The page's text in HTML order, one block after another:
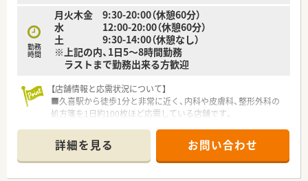
■プライベート重視の方！16～17時台に終業・残業ほぼナシで
す。
■通勤に車を使わない方！駅チカの病院です。
■病院での勤務経験を活かしたい方！
勤務
時間
月火木金 9:30-20:00（休憩60分）
水 12:00-20:00（休憩60分）
土 9:30-14:00（休憩なし）
※上記の内、1日5～8時間勤務
ラストまで勤務出来る方歓迎
【店舗情報と応需状況について】
■久喜駅から徒歩1分と非常に近く、内科や皮膚科、整形外科の
処方箋を1日約100枚ほど応需している店舗です。
に取り組むなど地域に根ざした運営を行っています。
■皮膚科や整形外科など幅広い科目を扱っており、多岐にわたる
処方経験を積むことができる環境が整っています。
詳細を見る お問い合わせ